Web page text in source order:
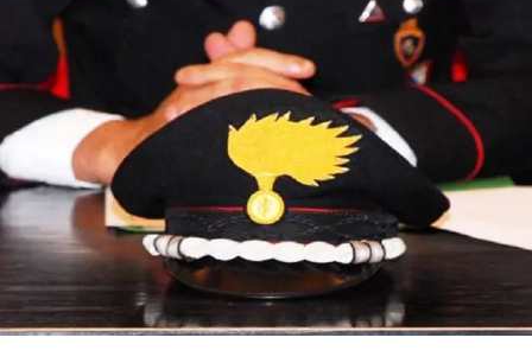
SOCIETÀ
CULTURA
ECONOMIA E LAVORO
EVENTI
SPORT
Streaming
LAC TV